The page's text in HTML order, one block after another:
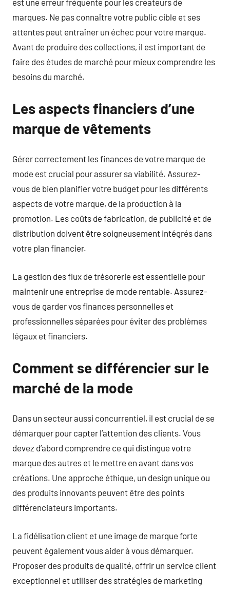
marques. Ne pas connaître votre public cible et ses
attentes peut entraîner un échec pour votre marque.
Avant de produire des collections, il est important de
faire des études de marché pour mieux comprendre les
besoins du marché.
Les aspects financiers d’une
marque de vêtements
Gérer correctement les finances de votre marque de
mode est crucial pour assurer sa viabilité. Assurez-
vous de bien planifier votre budget pour les différents
aspects de votre marque, de la production à la
promotion. Les coûts de fabrication, de publicité et de
distribution doivent être soigneusement intégrés dans
votre plan financier.
La gestion des flux de trésorerie est essentielle pour
maintenir une entreprise de mode rentable. Assurez-
vous de garder vos finances personnelles et
professionnelles séparées pour éviter des problèmes
légaux et financiers.
Comment se différencier sur le
marché de la mode
Dans un secteur aussi concurrentiel, il est crucial de se
démarquer pour capter l’attention des clients. Vous
devez d’abord comprendre ce qui distingue votre
marque des autres et le mettre en avant dans vos
créations. Une approche éthique, un design unique ou
des produits innovants peuvent être des points
différenciateurs importants.
La fidélisation client et une image de marque forte
peuvent également vous aider à vous démarquer.
Proposer des produits de qualité, offrir un service client
exceptionnel et utiliser des stratégies de marketing